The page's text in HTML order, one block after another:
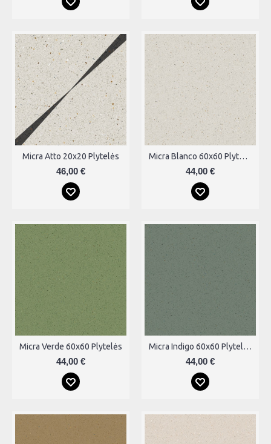
Micra Atto 20x20 Plytelės
46,00 €
Micra Blanco 60x60 Plytelės
44,00 €
Micra Verde 60x60 Plytelės
44,00 €
Micra Indigo 60x60 Plytelės
44,00 €